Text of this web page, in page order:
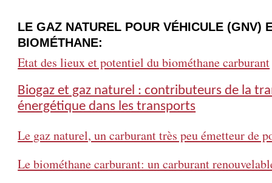
LE GAZ NATUREL POUR VÉHICULE (GNV)
BIOMÉTHANE:
Etat des lieux et potentiel du biométhane carburant
Biogaz et gaz naturel : contributeurs de la
énergétique dans les transports
Le gaz naturel, un carburant très peu émetteur de
Le biométhane carburant: un carburant